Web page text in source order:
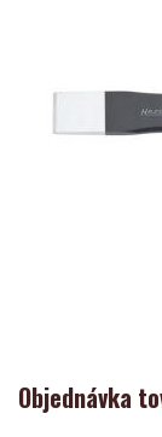
Objednávka